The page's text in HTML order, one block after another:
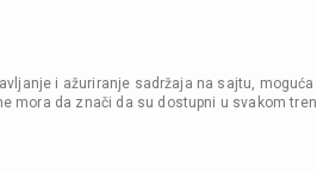
i ažuriranje sadržaja na sajtu,
mora da znači da su dostupni u svakom